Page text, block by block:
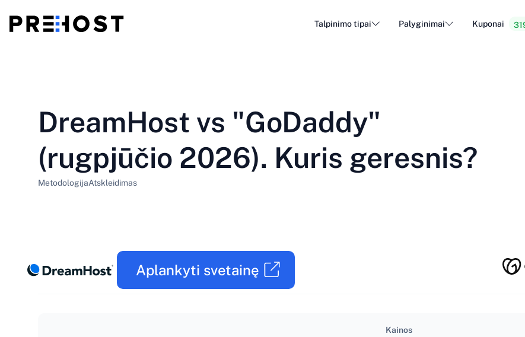
Talpinimo tipai
El. pašto priegloba
Palyginimai Kuponai
ES - Español ET - Eesti
IT - Italiano
LT - Lietuvių LV - Latviešu NL - Nederlands
DreamHost vs "GoDaddy"
(rugpjūčio 2026). Kuris geresnis?
MetodologijaAtskleidimas
Aplankyti svetainę
Kainos